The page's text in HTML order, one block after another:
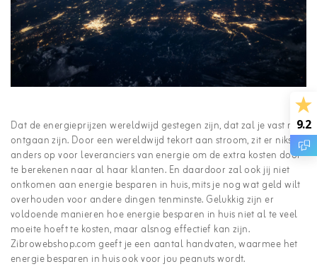
Dat de energieprijzen wereldwijd gestegen zijn, dat zal je vast niet
ontgaan zijn. Door een wereldwijd tekort aan stroom, zit er niks
anders op voor leveranciers van energie om de extra kosten door
te berekenen naar al haar klanten. En daardoor zal ook jij niet
ontkomen aan energie besparen in huis, mits je nog wat geld wilt
overhouden voor andere dingen tenminste. Gelukkig zijn er
voldoende manieren hoe energie besparen in huis niet al te veel
moeite hoeft te kosten, maar alsnog effectief kan zijn.
Zibrowebshop.com geeft je een aantal handvaten, waarmee het
energie besparen in huis ook voor jou peanuts wordt.
9.2